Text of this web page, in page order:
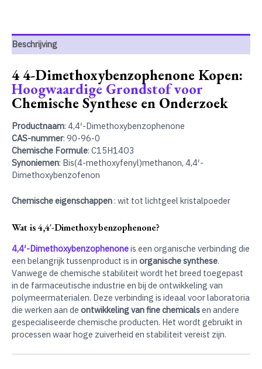
Beschrijving
4 4-Dimethoxybenzophenone Kopen:
Hoogwaardige Grondstof voor
Chemische Synthese en Onderzoek
Productnaam: 4,4′-Dimethoxybenzophenone
CAS-nummer: 90-96-0
Chemische Formule: C15H14O3
Synoniemen: Bis(4-methoxyfenyl)methanon, 4,4′-
Dimethoxybenzofenon
Chemische eigenschappen : wit tot lichtgeel kristalpoeder
Wat is 4,4′-Dimethoxybenzophenone?
4,4′-Dimethoxybenzophenoneis een organische verbinding die
een belangrijk tussenproduct is in organische synthese.
Vanwege de chemische stabiliteit wordt het breed toegepast
in de farmaceutische industrie en bij de ontwikkeling van
polymeermaterialen. Deze verbinding is ideaal voor laboratoria
die werken aan de ontwikkeling van fine chemicalsen andere
gespecialiseerde chemische producten. Het wordt gebruikt in
processen waar hoge zuiverheid en stabiliteit vereist zijn.